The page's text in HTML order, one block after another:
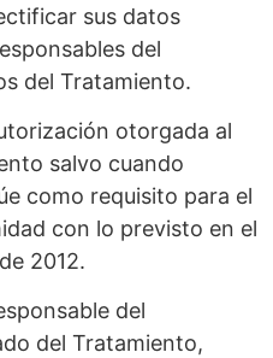
sus datos
del
del Tratamiento.
otorgada al
salvo cuando
como requisito para el
con lo previsto en el
2012.
del
del Tratamiento,